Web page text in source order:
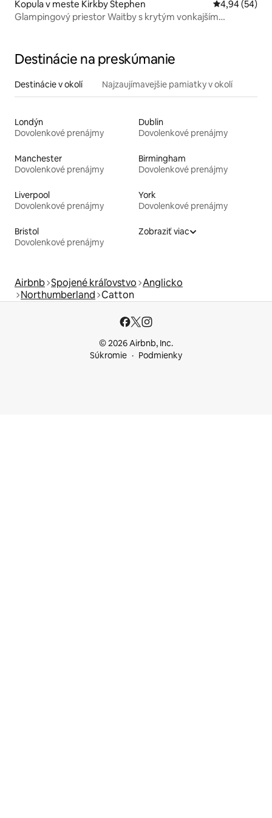
Kopula v meste Kirkby Stephen Priemerné
4,94 (54)
Glampingový priestor Waitby s krytým vonkajším
Destinácie na preskúmanie
Destinácie v okolí Najzaujímavejšie pamiatky v okolí
Londýn
Dovolenkové prenájmy
Dublin
Dovolenkové prenájmy
Manchester
Dovolenkové prenájmy
Birmingham
Dovolenkové prenájmy
Liverpool
Dovolenkové prenájmy
York
Dovolenkové prenájmy
Bristol
Dovolenkové prenájmy
Zobraziť viac
Airbnb Spojené kráľovstvo Anglicko
Northumberland Catton
© 2026 Airbnb, Inc.
Súkromie
Podmienky